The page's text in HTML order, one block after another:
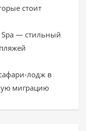
стоит
Spa — стильный
лодж в
миграцию